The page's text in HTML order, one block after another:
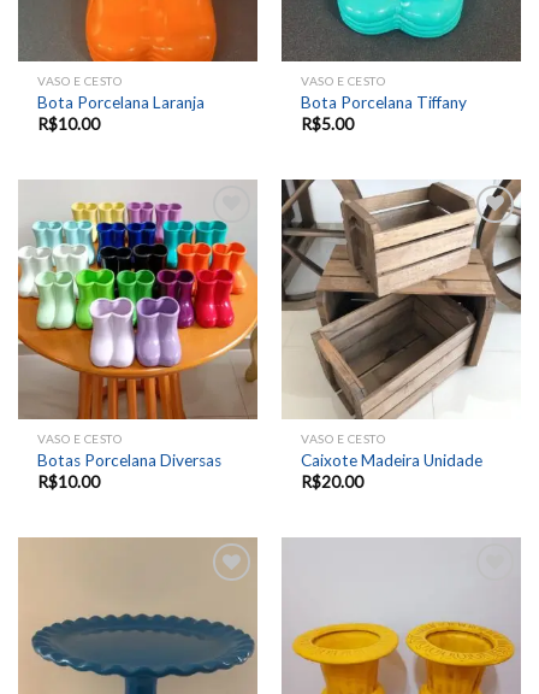
VASO E CESTO
Bota Porcelana Laranja
R$10.00
VASO E CESTO
Bota Porcelana Tiffany
R$5.00
Add to
wishlist
VASO E CESTO
Botas Porcelana Diversas
R$10.00
Add to
wishlist
VASO E CESTO
Caixote Madeira Unidade
R$20.00